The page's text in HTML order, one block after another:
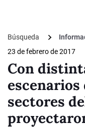
Búsqueda
23 de febrero de 2017
Con
escenarios
sectores